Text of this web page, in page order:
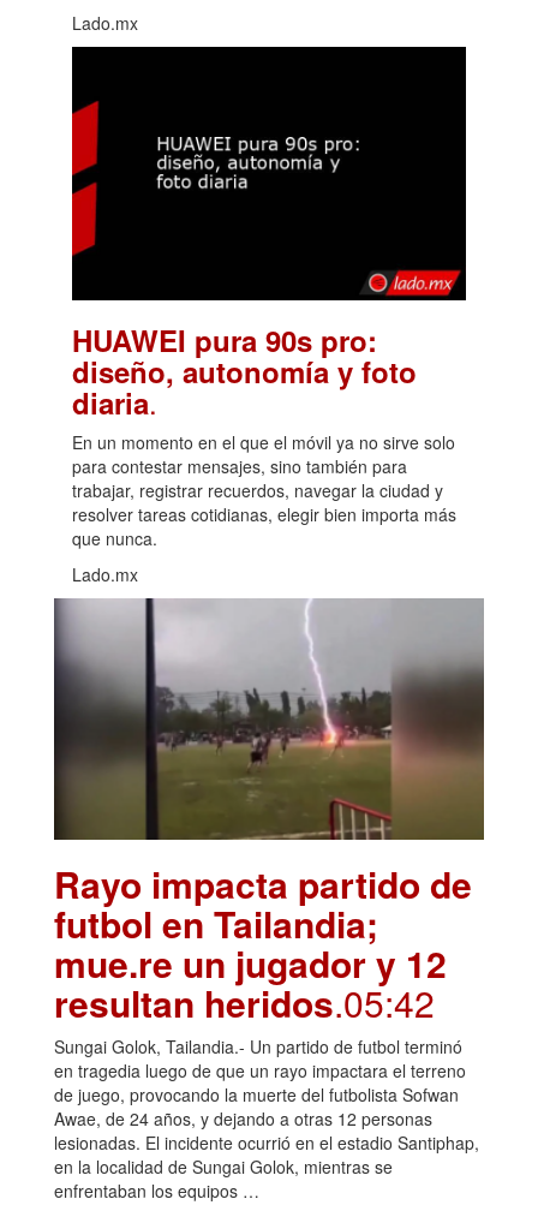
Lado.mx
HUAWEI pura 90s pro:
diseño, autonomía y foto
diaria.
En un momento en el que el móvil ya no sirve solo
para contestar mensajes, sino también para
trabajar, registrar recuerdos, navegar la ciudad y
resolver tareas cotidianas, elegir bien importa más
que nunca.
Lado.mx
Rayo impacta partido de
futbol en Tailandia;
mue.re un jugador y 12
resultan heridos.05:42
Sungai Golok, Tailandia.- Un partido de futbol terminó
en tragedia luego de que un rayo impactara el terreno
de juego, provocando la muerte del futbolista Sofwan
Awae, de 24 años, y dejando a otras 12 personas
lesionadas. El incidente ocurrió en el estadio Santiphap,
en la localidad de Sungai Golok, mientras se
enfrentaban los equipos …